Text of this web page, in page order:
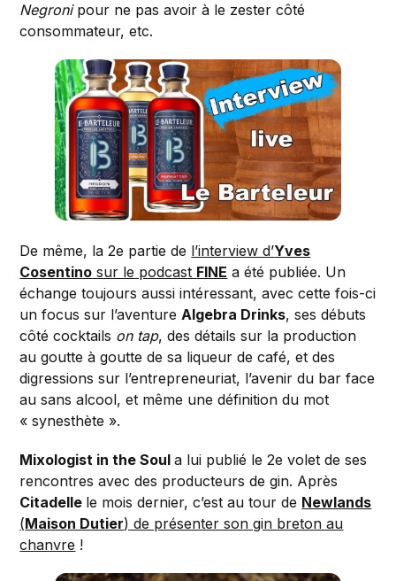
Negroni pour ne pas avoir à le zester côté
consommateur, etc.
De même, la 2e partie de l’interview d’Yves
Cosentino sur le podcast FINE a été publiée. Un
échange toujours aussi intéressant, avec cette fois-ci
un focus sur l’aventureAlgebra Drinks, ses débuts
côté cocktails on tap, des détails sur la production
au goutte à goutte de sa liqueur de café, et des
digressions sur l’entrepreneuriat, l’avenir du bar face
au sans alcool, et même une définition du mot
« synesthète ».
Mixologist in the Soula lui publié le 2e volet de ses
rencontres avec des producteurs de gin. Après
Citadelle le mois dernier, c’est au tour de Newlands
(Maison Dutier) de présenter son gin breton au
chanvre !